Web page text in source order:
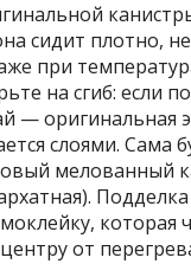
сидит плотно,
при
на сгиб: если
— оригинальная
слоями. Сама
мелованный
которая
от